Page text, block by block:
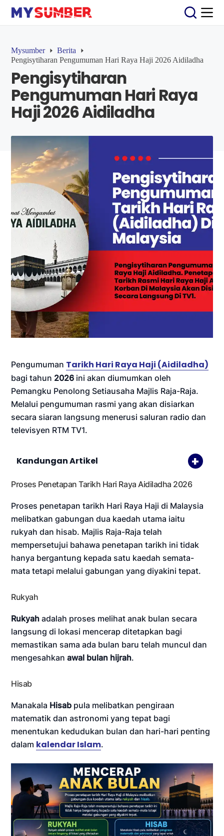
S
k
o
c
o
e
n
Mysumber
Berita
Pengisytiharan Pengumuman Hari Raya Haji 2026 Aidiladha
Pengisytiharan
Pengumuman Hari Raya
Haji 2026 Aidiladha
Pengumuman Tarikh Hari Raya Haji (Aidiladha)
bagi tahun 2026 ini akan diumumkan oleh
Pemangku Penolong Setiausaha Majlis Raja-Raja.
Melalui pengumuman rasmi yang akan disiarkan
secara siaran langsung menerusi saluran radio dan
televisyen RTM TV1.
Kandungan Artikel
Proses Penetapan Tarikh Hari Raya Aidiladha 2026
Proses penetapan tarikh Hari Raya Haji di Malaysia
melibatkan gabungan dua kaedah utama iaitu
rukyah dan hisab. Majlis Raja-Raja telah
mempersetujui bahawa penetapan tarikh ini tidak
hanya bergantung kepada satu kaedah semata-
mata tetapi melalui gabungan yang diyakini tepat.
Rukyah
Rukyah adalah proses melihat anak bulan secara
langsung di lokasi mencerap ditetapkan bagi
memastikan sama ada bulan baru telah muncul dan
mengesahkanawal bulan hijrah.
Hisab
Manakala Hisab pula melibatkan pengiraan
matematik dan astronomi yang tepat bagi
menentukan kedudukan bulan dan hari-hari penting
dalam kalendar Islam.